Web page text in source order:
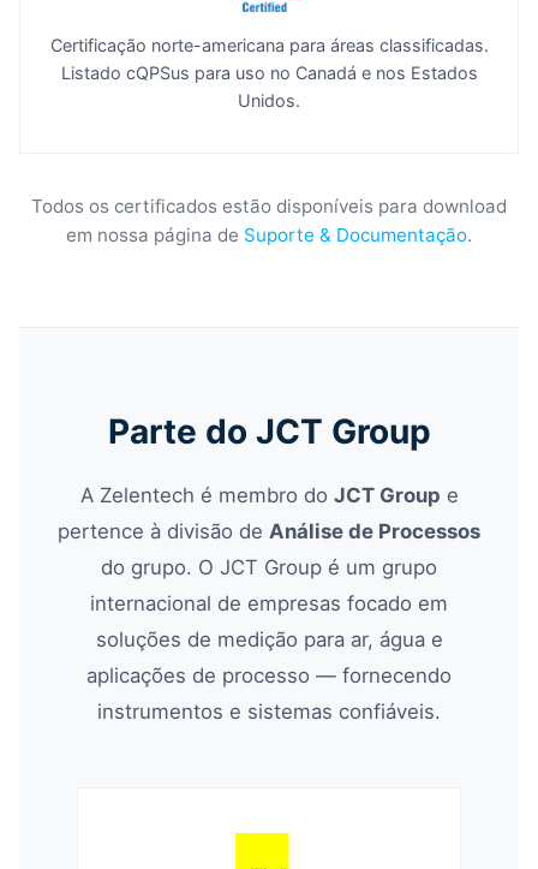
Certificação norte-americana para áreas classificadas.
Listado cQPSus para uso no Canadá e nos Estados
Unidos.
Todos os certificados estão disponíveis para download
em nossa página de Suporte & Documentação.
Parte do JCT Group
A Zelentech é membro do JCT Group e
pertence à divisão de Análise de Processos
do grupo. O JCT Group é um grupo
internacional de empresas focado em
soluções de medição para ar, água e
aplicações de processo — fornecendo
instrumentos e sistemas confiáveis.